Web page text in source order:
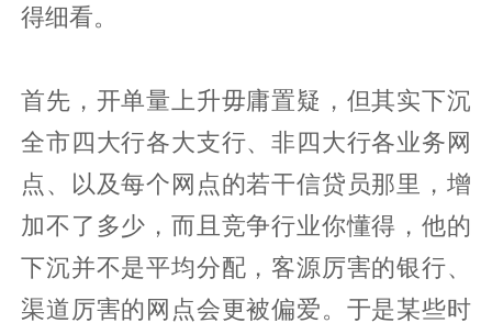
得细看。
首先，开单量上升毋庸置疑，但其实下沉
全市四大行各大支行、非四大行各业务网
点、以及每个网点的若干信贷员那里，增
加不了多少，而且竞争行业你懂得，他的
下沉并不是平均分配，客源厉害的银行、
渠道厉害的网点会更被偏爱。于是某些时